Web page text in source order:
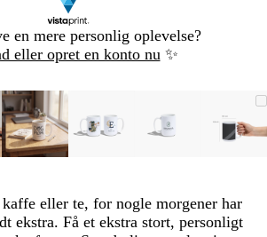
en mere personlig oplevelse?
eller opret en konto nu ✨
Zoombart
billede
Zoomet
til
minimum
Klik
for
at
udvide
Brug
tasterne
plus
og
at
zoome
billede
til
minimum
for
at
tasterne
plus
at
zoome
billede
til
minimum
for
at
tasterne
plus
at
zoome
til
Klik
for
at
Brug
plus
at
eller te, for nogle morgener har
ekstra. Få et ekstra stort, personligt